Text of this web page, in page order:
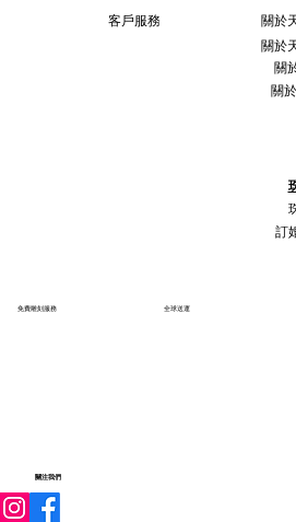
客戶服務 關於
關於
關
關
訂
免費雕刻服務 全球送運
關注我們